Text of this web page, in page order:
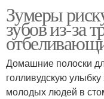
Зумеры
зубов из-за
Домашние полоски
голливудскую
молодых людей в